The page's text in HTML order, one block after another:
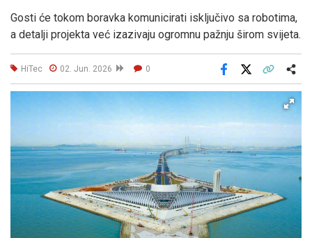
Gosti će tokom boravka komunicirati isključivo sa robotima,
a detalji projekta već izazivaju ogromnu pažnju širom svijeta.
HiTec 02. Jun. 2026 0
Facebook